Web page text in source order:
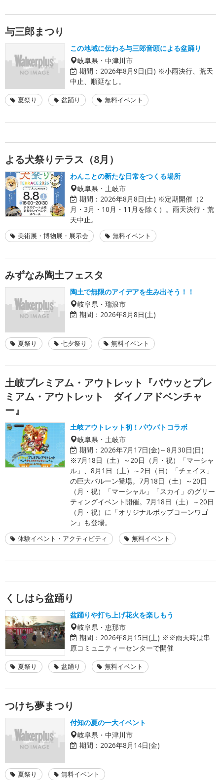
与三郎まつり
この地域に伝わる与三郎音頭による盆踊り
岐阜県・中津川市
期間： 2026年8月9日(日) ※小雨決行、荒天
中止、順延なし。
夏祭り 盆踊り 無料イベント
よる犬祭りテラス（8月）
わんことの新たな日常をつくる場所
岐阜県・土岐市
期間： 2026年8月8日(土) ※定期開催（2
月・3月・10月・11月を除く）。雨天決行・荒
天中止。
美術展・博物展・展示会 無料イベント
みずなみ陶土フェスタ
陶土で無限のアイデアを生み出そう！！
岐阜県・瑞浪市
期間： 2026年8月8日(土)
夏祭り 七夕祭り 無料イベント
土岐プレミアム・アウトレット『パウッとプレ
ミアム・アウトレット ダイノアドベンチャ
ー』
土岐アウトレット初！パウパトコラボ
岐阜県・土岐市
期間： 2026年7月17日(金)～8月30日(日)
※7月18日（土）～20日（月・祝）「マーシャ
ル」、8月1日（土）～2日（日）「チェイス」
の巨大バルーン登場。7月18日（土）～20日
（月・祝）「マーシャル」「スカイ」のグリー
ティングイベント開催。7月18日（土）～20日
（月・祝）に「オリジナルポップコーンワゴ
ン」も登場。
体験イベント・アクティビティ 無料イベント
くしはら盆踊り
盆踊りや打ち上げ花火を楽しもう
岐阜県・恵那市
期間： 2026年8月15日(土) ※※雨天時は串
原コミュニティーセンターで開催
夏祭り 盆踊り 無料イベント
つけち夢まつり
付知の夏の一大イベント
岐阜県・中津川市
期間： 2026年8月14日(金)
夏祭り 無料イベント